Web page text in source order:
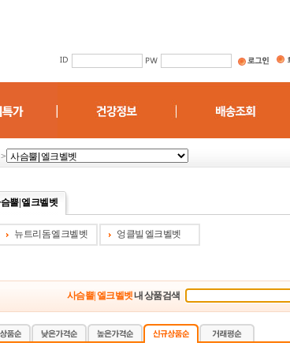
>
뿔| 엘크벨벳
뉴트리돔 엘크벨벳 엉클빌 엘크벨벳
사슴뿔| 엘크벨벳내 상품검색